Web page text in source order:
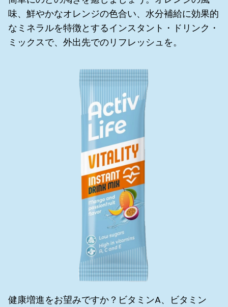
味、鮮やかなオレンジの色合い、水分補給に効果的
なミネラルを特徴とするインスタント・ドリンク・
ミックスで、外出先でのリフレッシュを。
健康増進をお望みですか？ビタミンA、ビタミン